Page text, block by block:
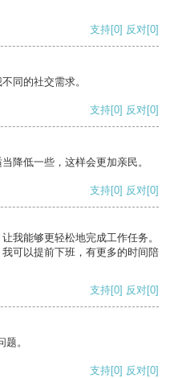
支持[0] 反对[0]
同的社交需求。
支持[0] 反对[0]
降低一些，这样会更加亲民。
支持[0] 反对[0]
我能够更轻松地完成工作任务。
可以提前下班，有更多的时间陪
支持[0] 反对[0]
。
支持[0] 反对[0]